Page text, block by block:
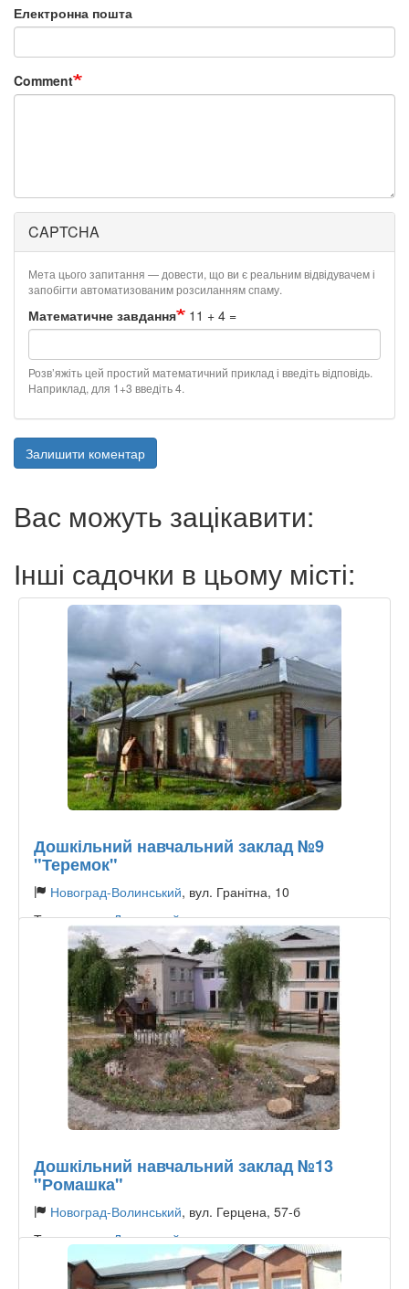
Електронна пошта
Comment
CAPTCHA
Мета цього запитання — довести, що ви є реальним відвідувачем і
запобігти автоматизованим розсиланням спаму.
Математичне завдання 11 + 4 =
Розв’яжіть цей простий математичний приклад і введіть відповідь.
Наприклад, для 1+3 введіть 4.
Залишити коментар
Вас можуть зацікавити:
Інші садочки в цьому місті:
Дошкільний навчальний заклад №9
"Теремок"
Новоград-Волинський, вул. Гранітна, 10
Тип садочку:Державний
Дошкільний навчальний заклад №13
"Ромашка"
Новоград-Волинський, вул. Герцена, 57-б
Тип садочку:Державний